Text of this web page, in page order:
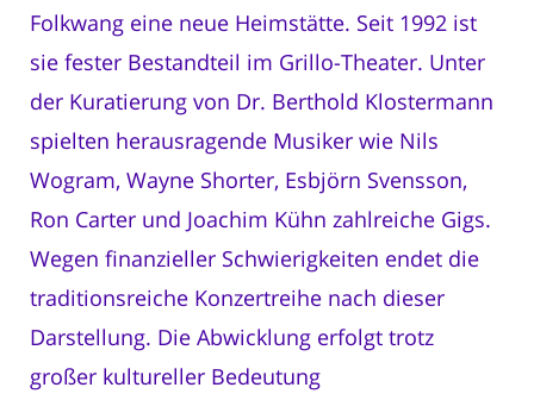
Folkwang eine neue Heimstätte. Seit 1992 ist
sie fester Bestandteil im Grillo-Theater. Unter
der Kuratierung von Dr. Berthold Klostermann
spielten herausragende Musiker wie Nils
Wogram, Wayne Shorter, Esbjörn Svensson,
Ron Carter und Joachim Kühn zahlreiche Gigs.
Wegen finanzieller Schwierigkeiten endet die
traditionsreiche Konzertreihe nach dieser
Darstellung. Die Abwicklung erfolgt trotz
großer kultureller Bedeutung